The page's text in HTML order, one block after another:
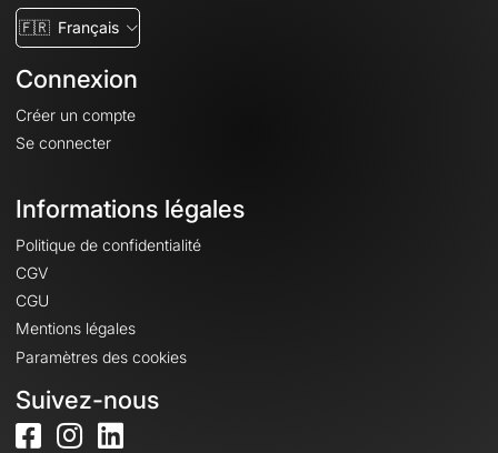
🇫🇷 Français
Connexion
Créer un compte
Se connecter
Informations légales
Politique de confidentialité
CGV
CGU
Mentions légales
Paramètres des cookies
Suivez-nous